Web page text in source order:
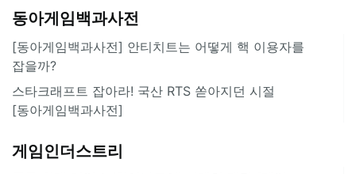
동아게임백과사전
[동아게임백과사전] 안티치트는 어떻게 핵 이용자를
잡을까?
스타크래프트 잡아라! 국산 RTS 쏟아지던 시절
[동아게임백과사전]
게임인더스트리